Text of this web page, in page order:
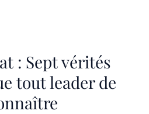
: Sept vérités
tout leader de